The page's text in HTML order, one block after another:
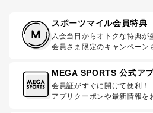
スポーツマイル会員特典
入会当日からオトクな特典が
会員さま限定のキャンペーン
MEGA SPORTS 公式ア
会員証がすぐに開けて便利！
アプリクーポンや最新情報を